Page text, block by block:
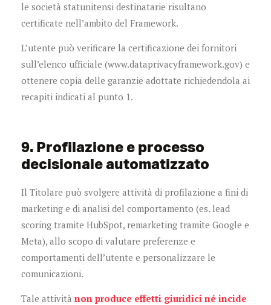
le società statunitensi destinatarie risultano
certificate nell’ambito del Framework.
L’utente può verificare la certificazione dei fornitori
sull’elenco ufficiale (www.dataprivacyframework.gov) e
ottenere copia delle garanzie adottate richiedendola ai
recapiti indicati al punto 1.
9. Profilazione e processo
decisionale automatizzato
Il Titolare può svolgere attività di profilazione a fini di
marketing e di analisi del comportamento (es. lead
scoring tramite HubSpot, remarketing tramite Google e
Meta), allo scopo di valutare preferenze e
comportamenti dell’utente e personalizzare le
comunicazioni.
Tale attività non produce effetti giuridici né incide